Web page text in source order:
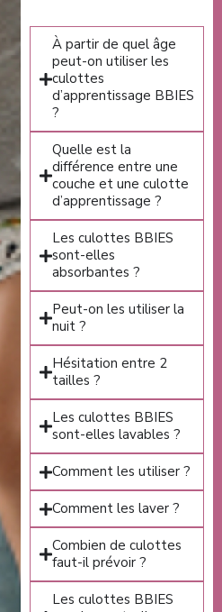
À partir de quel âge
peut-on utiliser les
culottes
d’apprentissage BBIES
?
Quelle est la
différence entre une
couche et une culotte
d’apprentissage ?
Les culottes BBIES
sont-elles
absorbantes ?
Peut-on les utiliser la
nuit ?
Hésitation entre 2
tailles ?
Les culottes BBIES
sont-elles lavables ?
Comment les utiliser ?
Comment les laver ?
Combien de culottes
faut-il prévoir ?
Les culottes BBIES